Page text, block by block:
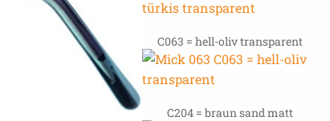
C063 = hell-oliv transparent
C204 = braun sand matt